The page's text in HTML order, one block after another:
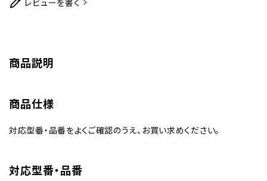
レビューを書く
商品説明
商品仕様
対応型番・品番をよくご確認のうえ、お買い求めください。
対応型番・品番